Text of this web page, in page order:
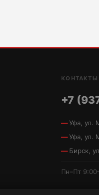
КОНТАКТЫ
+7
Уфа, ул.
Уфа, ул.
Бирск,
Пн–Пт